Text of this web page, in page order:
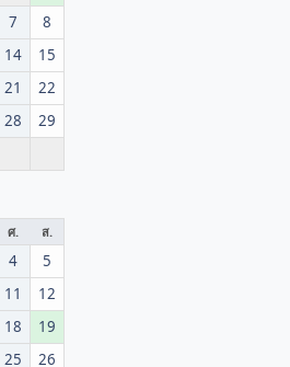
7
8
14
15
21
22
28
29
ศ. ส.
4
5
11
12
18
19
25 26